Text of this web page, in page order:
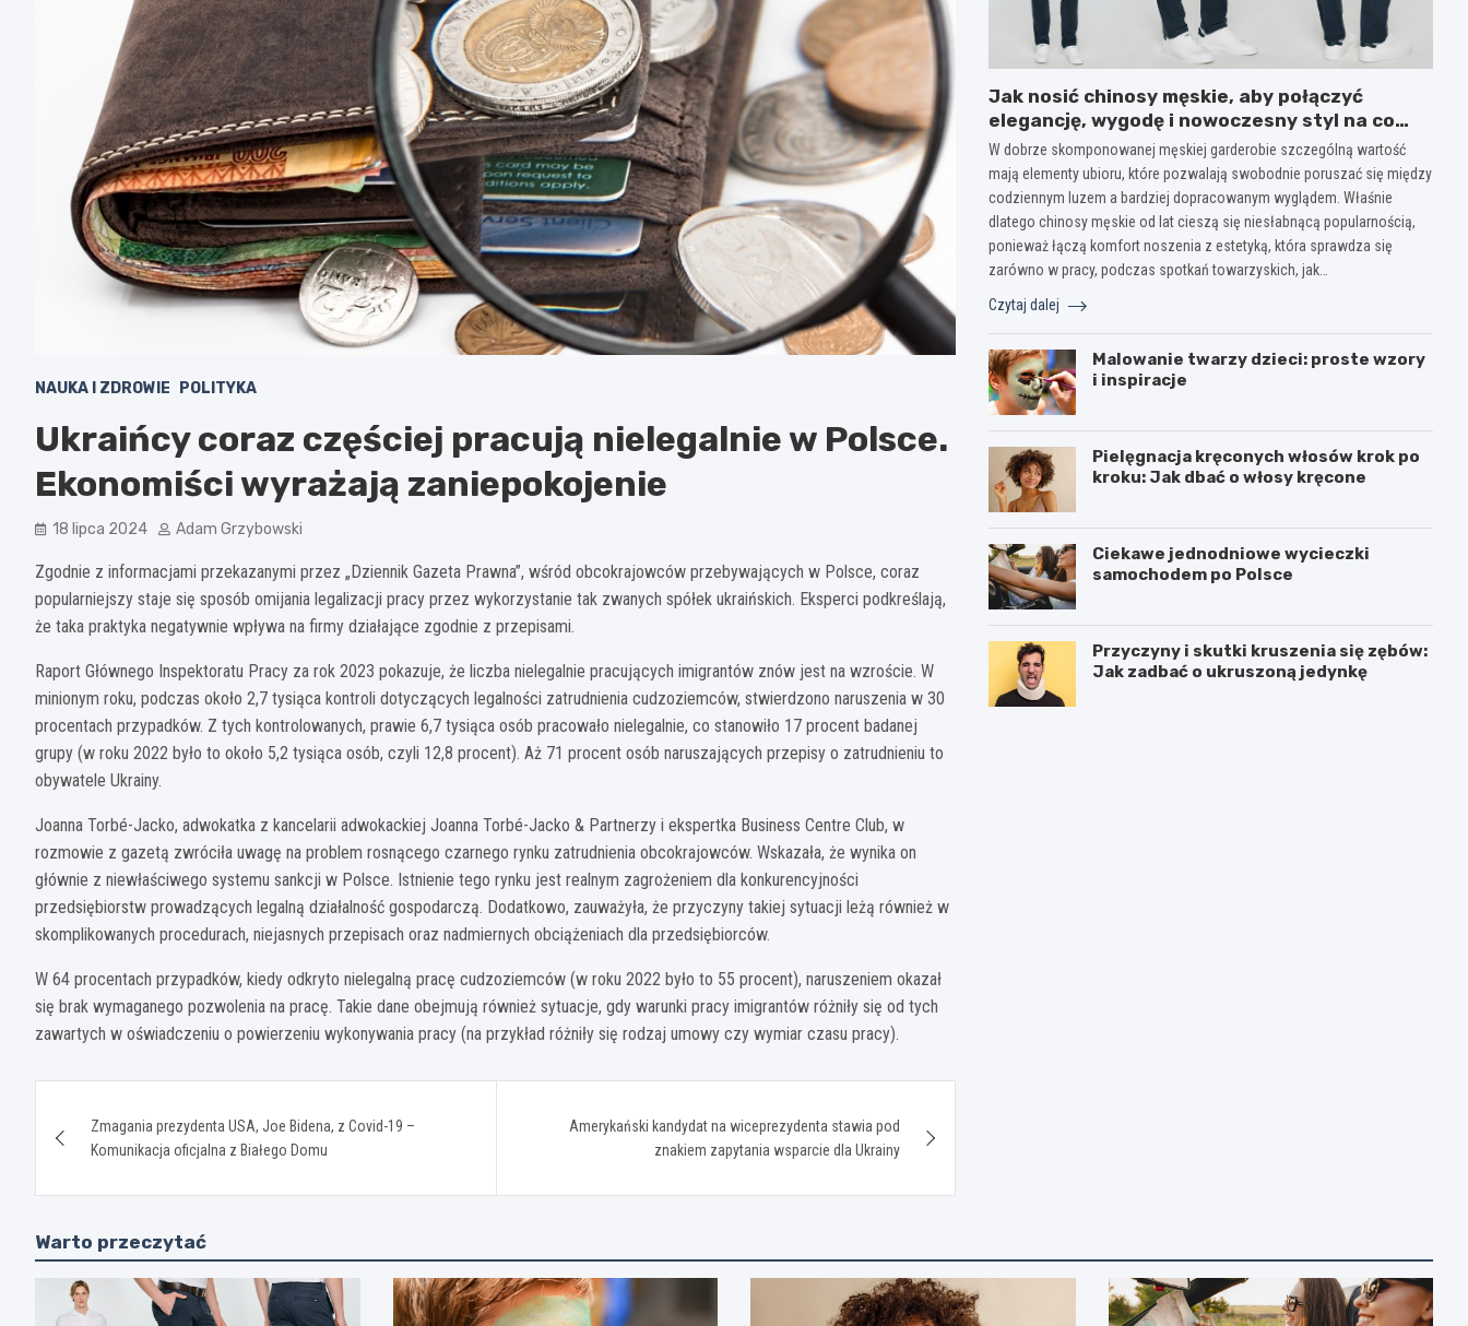
NAUKA I ZDROWIE POLITYKA
Ukraińcy coraz częściej pracują nielegalnie w Polsce.
Ekonomiści wyrażają zaniepokojenie
18 lipca 2024 Adam Grzybowski
Zgodnie z informacjami przekazanymi przez „Dziennik Gazeta Prawna”, wśród obcokrajowców przebywających w Polsce, coraz
popularniejszy staje się sposób omijania legalizacji pracy przez wykorzystanie tak zwanych spółek ukraińskich. Eksperci podkreślają,
że taka praktyka negatywnie wpływa na firmy działające zgodnie z przepisami.
Raport Głównego Inspektoratu Pracy za rok 2023 pokazuje, że liczba nielegalnie pracujących imigrantów znów jest na wzroście. W
minionym roku, podczas około 2,7 tysiąca kontroli dotyczących legalności zatrudnienia cudzoziemców, stwierdzono naruszenia w 30
procentach przypadków. Z tych kontrolowanych, prawie 6,7 tysiąca osób pracowało nielegalnie, co stanowiło 17 procent badanej
grupy (w roku 2022 było to około 5,2 tysiąca osób, czyli 12,8 procent). Aż 71 procent osób naruszających przepisy o zatrudnieniu to
obywatele Ukrainy.
Joanna Torbé-Jacko, adwokatka z kancelarii adwokackiej Joanna Torbé-Jacko & Partnerzy i ekspertka Business Centre Club, w
rozmowie z gazetą zwróciła uwagę na problem rosnącego czarnego rynku zatrudnienia obcokrajowców. Wskazała, że wynika on
głównie z niewłaściwego systemu sankcji w Polsce. Istnienie tego rynku jest realnym zagrożeniem dla konkurencyjności
przedsiębiorstw prowadzących legalną działalność gospodarczą. Dodatkowo, zauważyła, że przyczyny takiej sytuacji leżą również w
skomplikowanych procedurach, niejasnych przepisach oraz nadmiernych obciążeniach dla przedsiębiorców.
W 64 procentach przypadków, kiedy odkryto nielegalną pracę cudzoziemców (w roku 2022 było to 55 procent), naruszeniem okazał
się brak wymaganego pozwolenia na pracę. Takie dane obejmują również sytuacje, gdy warunki pracy imigrantów różniły się od tych
zawartych w oświadczeniu o powierzeniu wykonywania pracy (na przykład różniły się rodzaj umowy czy wymiar czasu pracy).
wpisuZmagania prezydenta USA, Joe Bidena, z Covid-19 –
Komunikacja oficjalna z Białego Domu
Amerykański kandydat na wiceprezydenta stawia pod
znakiem zapytania wsparcie dla Ukrainy
Jak nosić chinosy męskie, aby połączyć
elegancję, wygodę i nowoczesny styl na co
dzień?
W dobrze skomponowanej męskiej garderobie szczególną wartość
mają elementy ubioru, które pozwalają swobodnie poruszać się między
codziennym luzem a bardziej dopracowanym wyglądem. Właśnie
dlatego chinosy męskie od lat cieszą się niesłabnącą popularnością,
ponieważ łączą komfort noszenia z estetyką, która sprawdza się
zarówno w pracy, podczas spotkań towarzyskich, jak…
Czytaj dalej
Malowanie twarzy dzieci: proste wzory
i inspiracje
Pielęgnacja kręconych włosów krok po
kroku: Jak dbać o włosy kręcone
Ciekawe jednodniowe wycieczki
samochodem po Polsce
Przyczyny i skutki kruszenia się zębów:
Jak zadbać o ukruszoną jedynkę
Warto przeczytać